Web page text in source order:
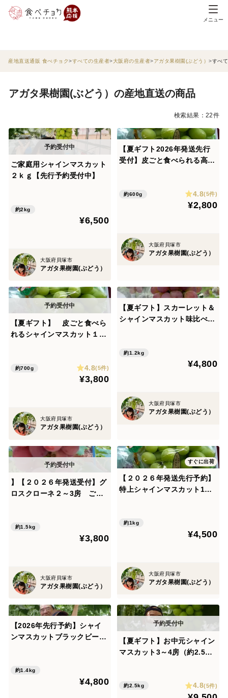
メニュー
産地直送通販 食べチョク すべての生産者 大阪府の生産者 アガタ果樹園(ぶどう） すべ
アガタ果樹園(ぶどう）の産地直送の商品
検索結果：22件
ご家庭用シャインマスカット
２ｋｇ【先行予約受付中】
約2kg
¥6,500
大阪府貝塚市
アガタ果樹園(ぶどう）
【夏ギフト2026年発送先行
受付】皮ごと食べられる高級
約600g 4.8(5件)
¥2,800
大阪府貝塚市
アガタ果樹園(ぶどう）
【夏ギフト】 皮ごと食べら
れるシャインマスカット１房
約700g 4.8(5件)
¥3,800
大阪府貝塚市
アガタ果樹園(ぶどう）
【夏ギフト】スカーレット＆
シャインマスカット味比べコ
約1.2kg
¥4,800
大阪府貝塚市
アガタ果樹園(ぶどう）
】【２０２６年発送受付】グ
ロスクローネ２～3房 ご家
約1.5kg
¥3,800
大阪府貝塚市
アガタ果樹園(ぶどう）
すぐに出荷
【２０２６年発送先行予約】
特上シャインマスカット1～
約1kg
¥4,500
大阪府貝塚市
アガタ果樹園(ぶどう）
【2026年先行予約】シャイ
ンマスカットブラックビート
発送分)
約1.4kg
¥4,800
【夏ギフト】お中元シャイン
マスカット3～4房（約2.5
約2.5kg 4.8(5件)